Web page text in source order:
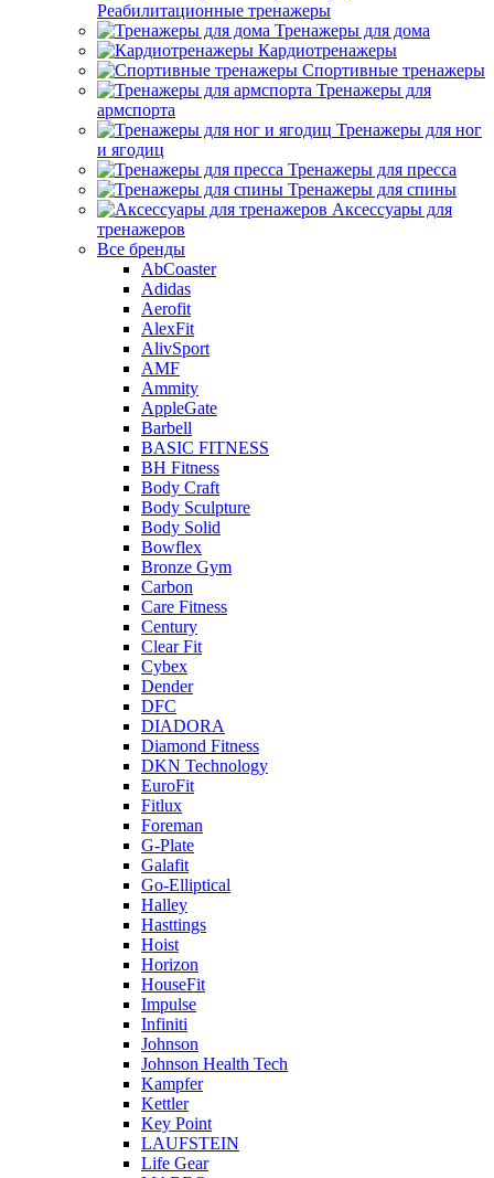
Реабилитационные тренажеры
Тренажеры для дома
Кардиотренажеры
Спортивные тренажеры
Тренажеры для
армспорта
Тренажеры для ног
и ягодиц
Тренажеры для пресса
Тренажеры для спины
Аксессуары для
тренажеров
Все бренды
AbCoaster
Adidas
Aerofit
AlexFit
AlivSport
AMF
Ammity
AppleGate
Barbell
BASIC FITNESS
BH Fitness
Body Craft
Body Sculpture
Body Solid
Bowflex
Bronze Gym
Carbon
Care Fitness
Century
Clear Fit
Cybex
Dender
DFC
DIADORA
Diamond Fitness
DKN Technology
EuroFit
Fitlux
Foreman
G-Plate
Galafit
Go-Elliptical
Halley
Hasttings
Hoist
Horizon
HouseFit
Impulse
Infiniti
Johnson
Johnson Health Tech
Kampfer
Kettler
Key Point
LAUFSTEIN
Life Gear